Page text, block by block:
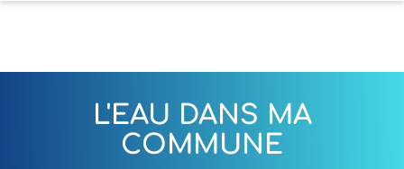
L'EAU DANS MA
COMMUNE